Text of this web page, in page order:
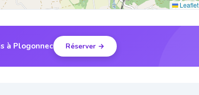
Leaflet
à Plogonnec Réserver →